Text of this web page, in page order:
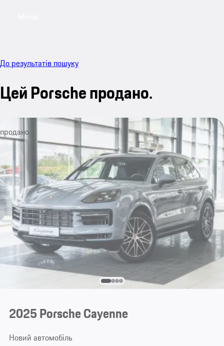
До результатів пошуку
Цей Porsche продано.
продано
2025 Porsche Cayenne
Новий автомобіль